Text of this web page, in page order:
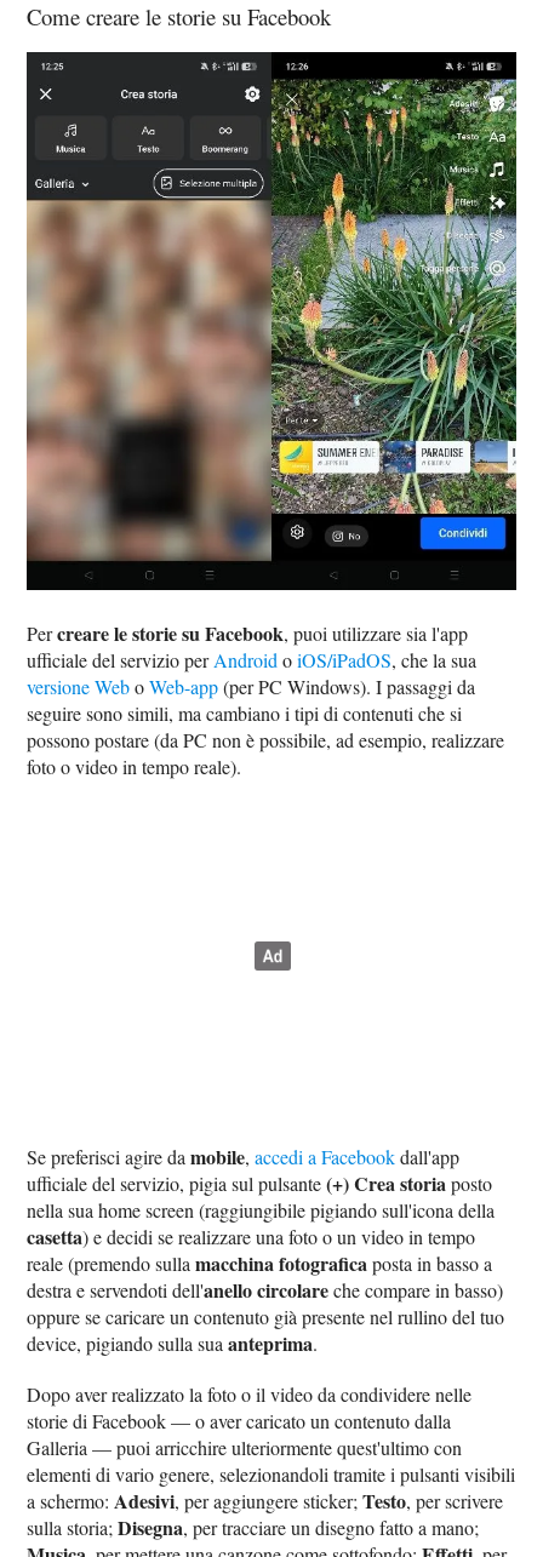
Come creare le storie su Facebook
Percreare le storie su Facebook, puoi utilizzare sia l'app
ufficiale del servizio perAndroid oiOS/iPadOS, che la sua
versione WeboWeb-app(per PC Windows). I passaggi da
seguire sono simili, ma cambiano i tipi di contenuti che si
possono postare (da PC non è possibile, ad esempio, realizzare
foto o video in tempo reale).
Se preferisci agire damobile,accedi a Facebookdall'app
ufficiale del servizio, pigia sul pulsante(+) Crea storia posto
nella sua home screen (raggiungibile pigiando sull'icona della
casetta) e decidi se realizzare una foto o un video in tempo
reale (premendo sullamacchina fotografica posta in basso a
destra e servendoti dell'anello circolareche compare in basso)
oppure se caricare un contenuto già presente nel rullino del tuo
device, pigiando sulla suaanteprima.
Dopo aver realizzato la foto o il video da condividere nelle
storie di Facebook — o aver caricato un contenuto dalla
Galleria — puoi arricchire ulteriormente quest'ultimo con
elementi di vario genere, selezionandoli tramite i pulsanti visibili
a schermo: Adesivi, per aggiungere sticker;Testo, per scrivere
sulla storia;Disegna, per tracciare un disegno fatto a mano;